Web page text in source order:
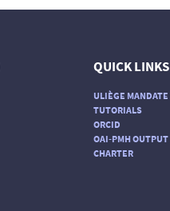
QUICK LINKS
ULIÈGE MANDATE
TUTORIALS
ORCID
OAI-PMH OUTPUT
CHARTER